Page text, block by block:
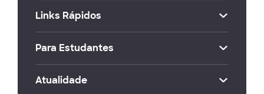
Links Rápidos
Para Estudantes
Atualidade